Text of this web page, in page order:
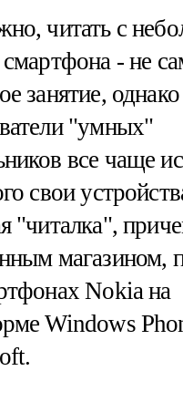
читать с
смартфона - не
занятие,
"умных"
все чаще
свои
"читалка",
магазином,
Nokia на
Windows